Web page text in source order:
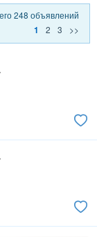
248 объявлений
1
2 3 >>